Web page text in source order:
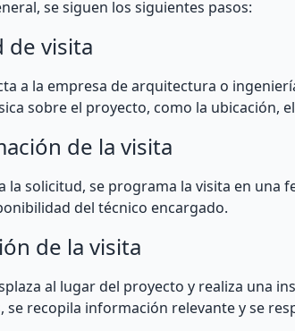
se siguen los siguientes pasos:
de visita
a la empresa de arquitectura o
sobre el proyecto, como la ubicación,
de la visita
la solicitud, se programa la visita en una
del técnico encargado.
de la visita
al lugar del proyecto y realiza una
se recopila información relevante y se